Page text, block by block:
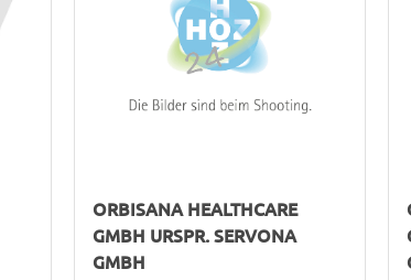
ORBISANA HEALTHCARE
GMBH URSPR. SERVONA
GMBH